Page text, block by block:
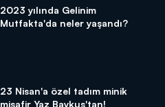
2023 yılında Gelinim
Mutfakta'da neler yaşandı?
23 Nisan'a özel tadım minik
misafir Yaz Baykuş'tan!